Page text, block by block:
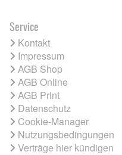
Service
Kontakt
Impressum
AGB Shop
AGB Online
AGB Print
Datenschutz
Cookie-Manager
Nutzungsbedingungen
Verträge hier kündigen